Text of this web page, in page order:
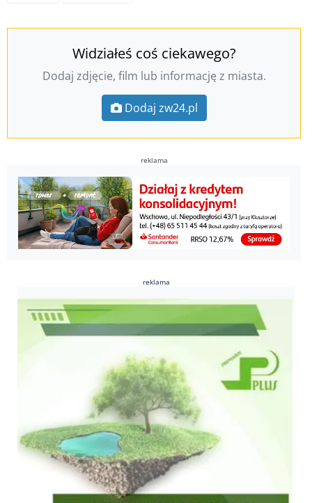
Widziałeś coś ciekawego?
Dodaj zdjęcie, film lub informację z miasta.
Dodaj zw24.pl
reklama
reklama